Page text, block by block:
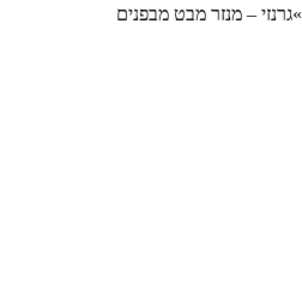
»גרנזי – מנזר מבט מבפנים